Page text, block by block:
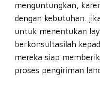
menguntungkan,
dengan kebutuhan.
untuk menentukan
berkonsultasilah
mereka siap
proses pengiriman